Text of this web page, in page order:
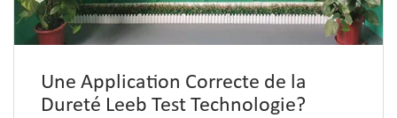
Une Application Correcte de la
Dureté Leeb Test Technologie?